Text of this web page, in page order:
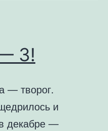
3!
— творог.
и
декабре —